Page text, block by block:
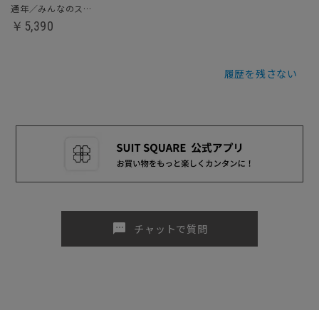
通年／みんなのスーツ／ストレートパンツ
￥5,390
履歴を残さない
sms チャットで質問